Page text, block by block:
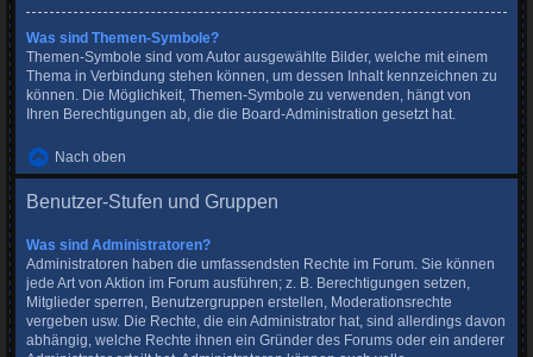
Was sind Themen-Symbole?
Themen-Symbole sind vom Autor ausgewählte Bilder, welche mit einem
Thema in Verbindung stehen können, um dessen Inhalt kennzeichnen zu
können. Die Möglichkeit, Themen-Symbole zu verwenden, hängt von
Ihren Berechtigungen ab, die die Board-Administration gesetzt hat.
Nach oben
Benutzer-Stufen und Gruppen
Was sind Administratoren?
Administratoren haben die umfassendsten Rechte im Forum. Sie können
jede Art von Aktion im Forum ausführen; z. B. Berechtigungen setzen,
Mitglieder sperren, Benutzergruppen erstellen, Moderationsrechte
vergeben usw. Die Rechte, die ein Administrator hat, sind allerdings davon
abhängig, welche Rechte ihnen ein Gründer des Forums oder ein anderer